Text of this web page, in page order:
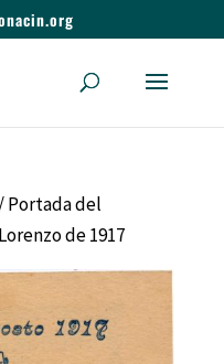
Portada del
de 1917